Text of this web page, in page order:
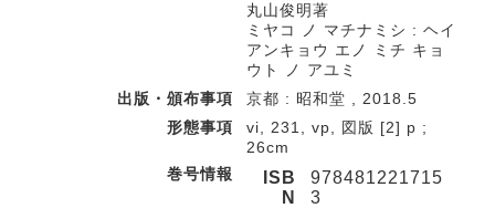
丸山俊明著
ミヤコ ノ マチナミシ : ヘイ
アンキョウ エノ ミチ キョ
ウト ノ アユミ
出版・頒布事項
京都 : 昭和堂 , 2018.5
形態事項
vi, 231, vp, 図版 [2] p ;
26cm
巻号情報
ISB
N
978481221715
3